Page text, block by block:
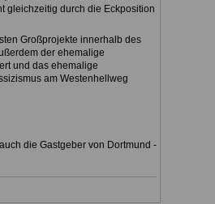
gleichzeitig durch die Eckposition
Großprojekte innerhalb des
der ehemalige
und das ehemalige
am Westenhellweg
die Gastgeber von Dortmund -